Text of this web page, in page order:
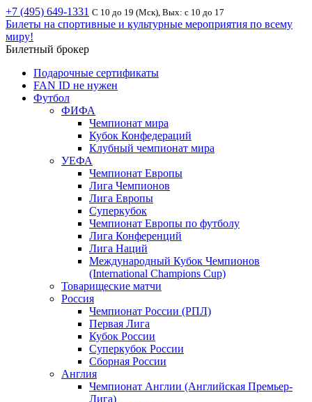
+7 (495) 649-1331 С 10 до 19 (Мск), Вых: с 10 до 17
Билеты на спортивные и культурные мероприятия по всему
миру!
Билетный брокер
Подарочные сертификаты
FAN ID не нужен
Футбол
ФИФА
Чемпионат мира
Кубок Конфедераций
Клубный чемпионат мира
УЕФА
Чемпионат Европы
Лига Чемпионов
Лига Европы
Суперкубок
Чемпионат Европы по футболу
Лига Конференций
Лига Наций
Международный Кубок Чемпионов
(International Champions Cup)
Товарищеские матчи
Россия
Чемпионат России (РПЛ)
Первая Лига
Кубок России
Суперкубок России
Сборная России
Англия
Чемпионат Англии (Английская Премьер-
Лига)